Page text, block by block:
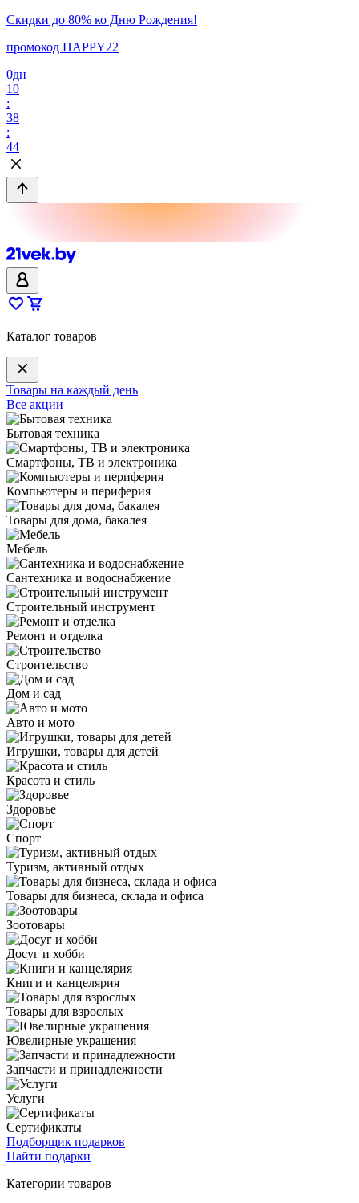
Скидки до 80% ко Дню Рождения!
промокод HAPPY22
0дн
10
:
38
:
44
Каталог товаров
Товары на каждый день
Все акции
Бытовая техника
Смартфоны, ТВ и электроника
Компьютеры и периферия
Товары для дома, бакалея
Мебель
Сантехника и водоснабжение
Строительный инструмент
Ремонт и отделка
Строительство
Дом и сад
Авто и мото
Игрушки, товары для детей
Красота и стиль
Здоровье
Спорт
Туризм, активный отдых
Товары для бизнеса, склада и офиса
Зоотовары
Досуг и хобби
Книги и канцелярия
Товары для взрослых
Ювелирные украшения
Запчасти и принадлежности
Услуги
Сертификаты
Подборщик подарков
Найти подарки
Категории товаров